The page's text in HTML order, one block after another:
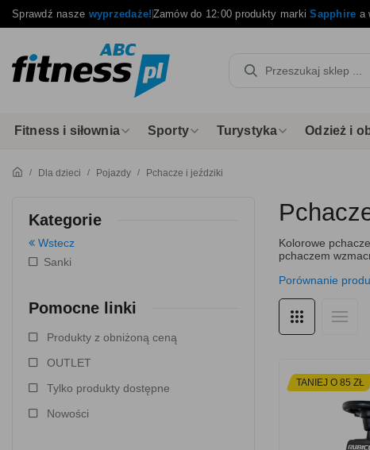
Sprawdź nasze wyprzedaże!Zamów do 12:00 produkty markiSapphire a
Fitness i siłownia Sporty Turystyka Odzież i
Dla dzieci Pojazdy Pchacze i jeździki
Kategorie
Wstecz
Sanki
Pomocne linki
Produkty z obniżoną ceną
OUTLET
Tylko produkty dostępne
Nowości
Kolorowe
pchaczem
Porównanie
TANIEJ O 85 ZŁ